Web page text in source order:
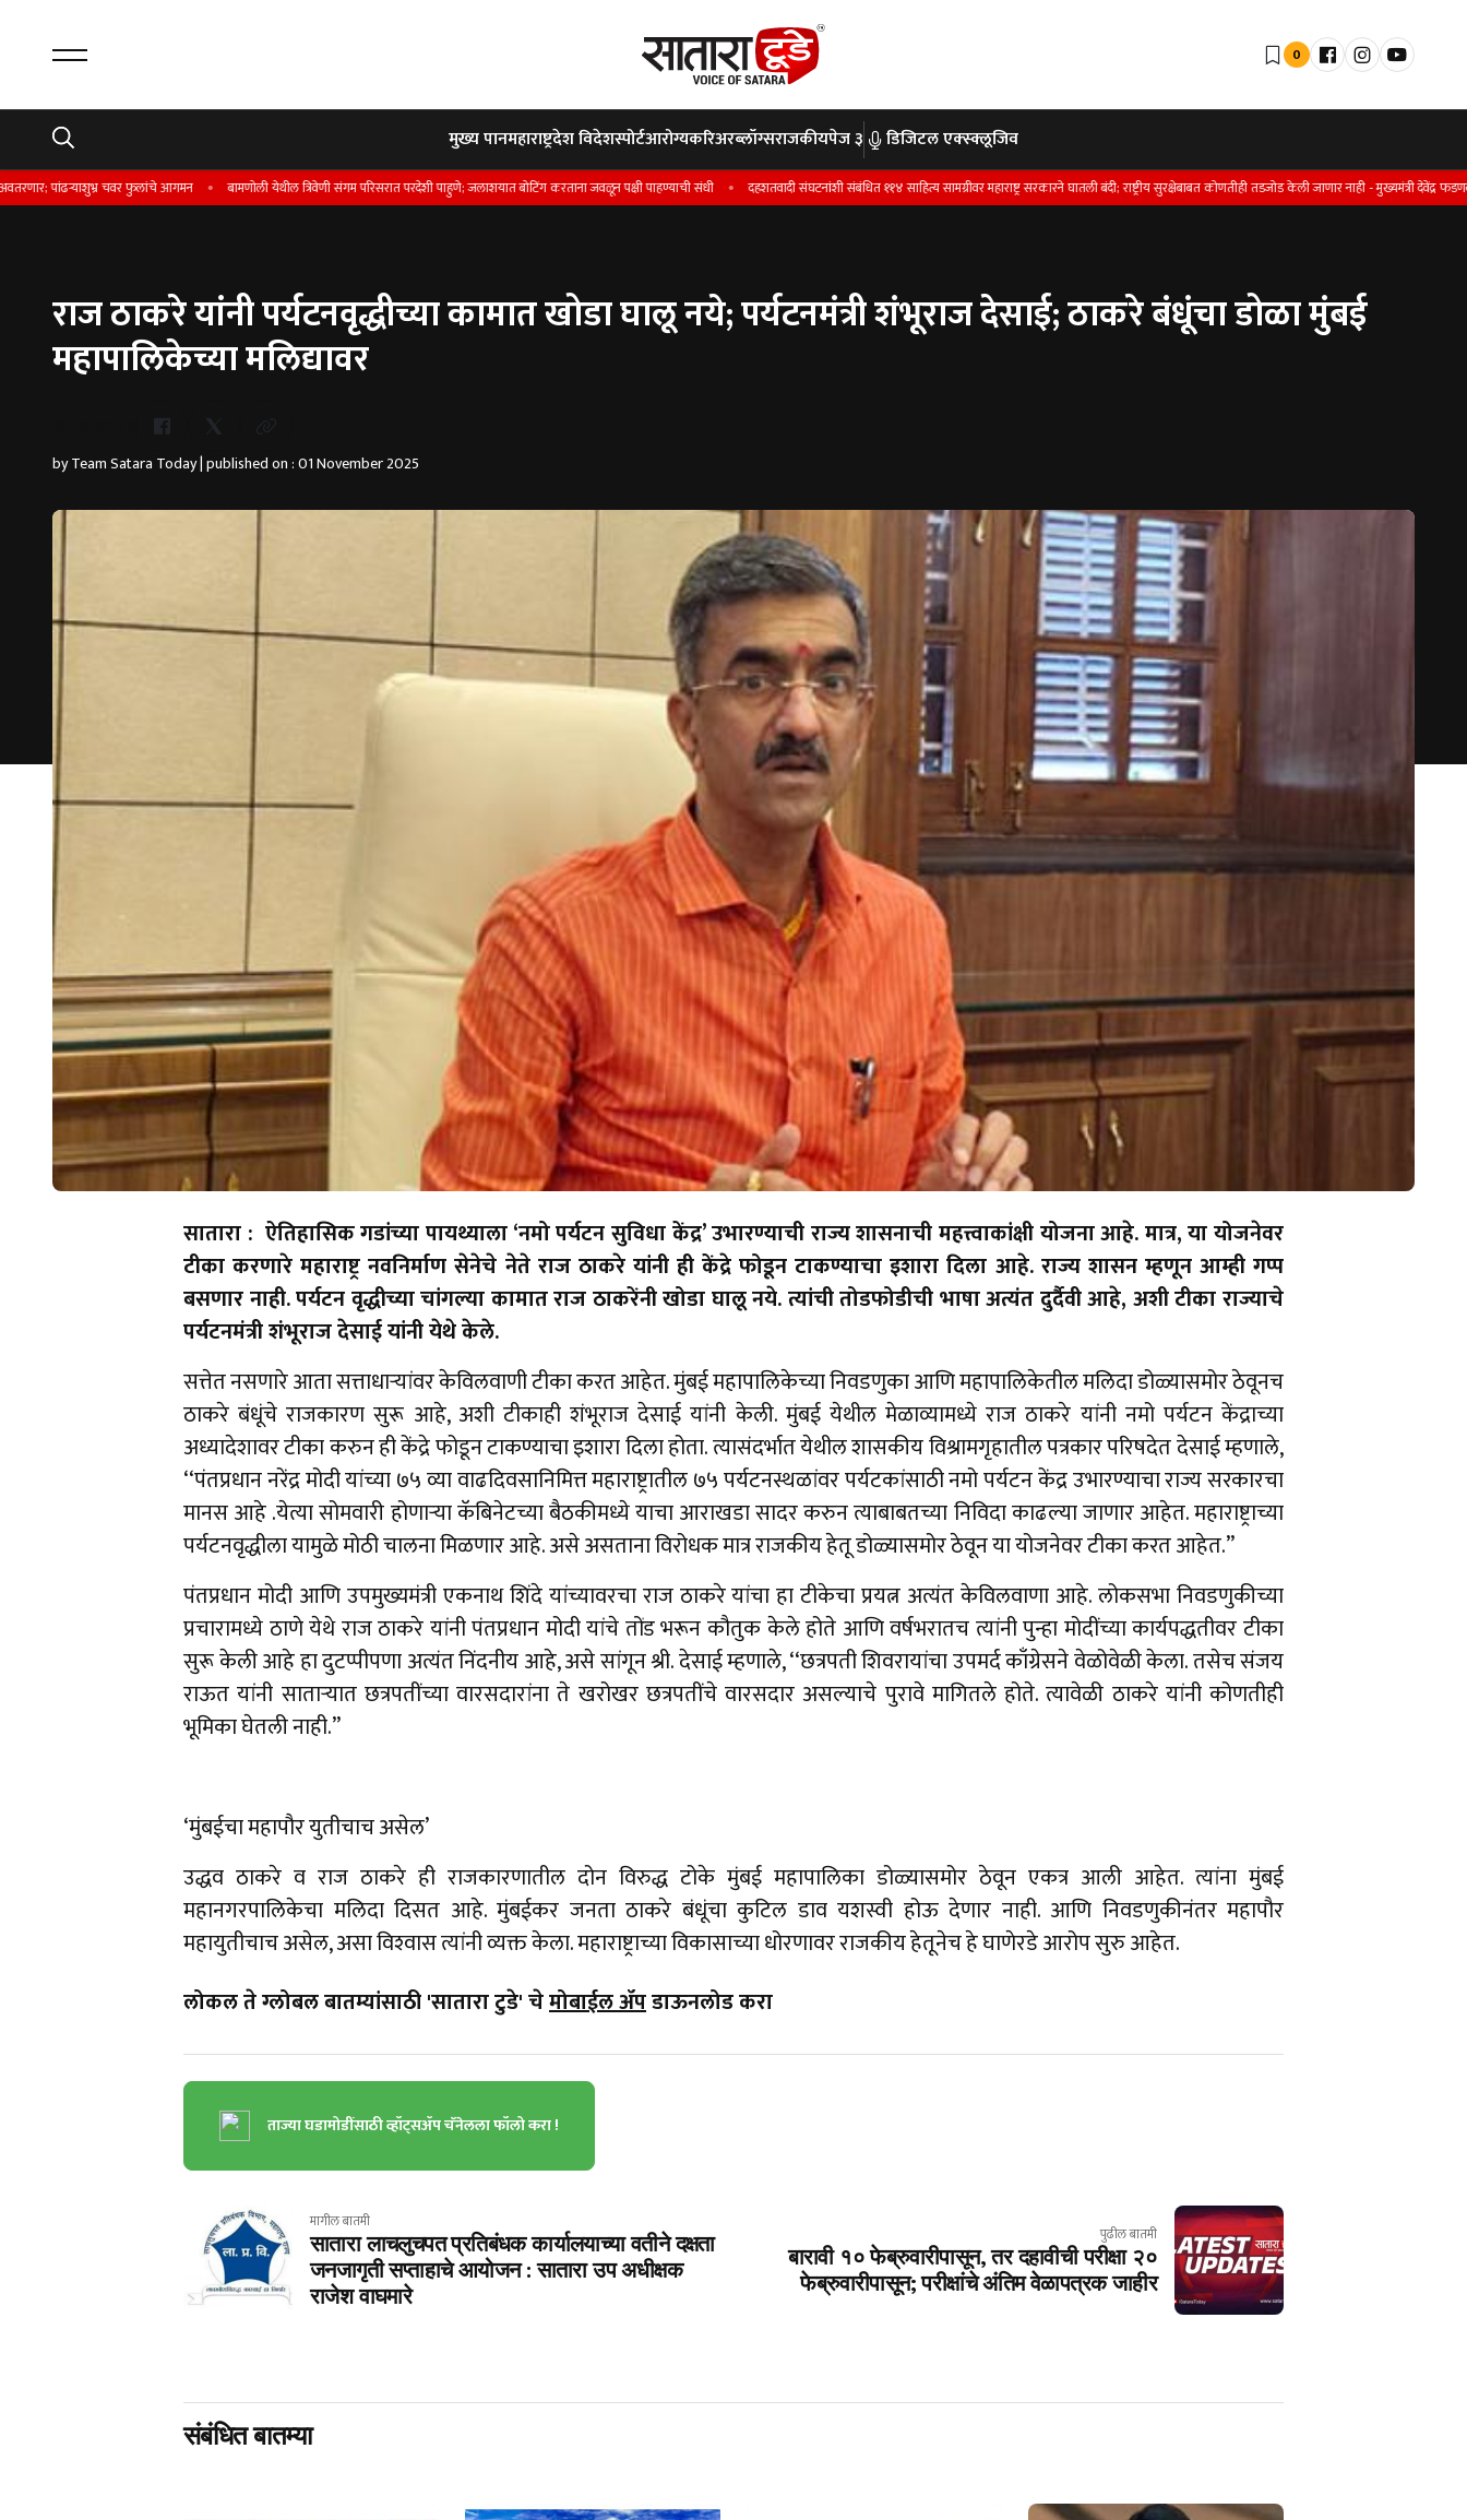
0
मुख्य पानमहाराष्ट्रदेश विदेशस्पोर्टआरोग्यकरिअरब्लॉग्सराजकीयपेज ३ डिजिटल एक्स्क्लूजिव
चवर फुलांचे आगमन बामणोली येथील त्रिवेणी संगम परिसरात परदेशी पाहुणे; जलाशयात बोटिंग करताना जवळून पक्षी पाहण्याची संधी दहशतवादी संघटनांशी संबंधित ११४ साहित्य सामग्रीवर महाराष्ट्र सरकारने घातली बंदी; राष्ट्रीय सुरक्षेबाबत कोणतीही तडजोड केली जाणार नाही - मुख्यमंत्री देवेंद्र फडणवीस
राज ठाकरे यांनी पर्यटनवृद्धीच्या कामात खोडा घालू नये; पर्यटनमंत्री शंभूराज देसाई; ठाकरे बंधूंचा डोळा मुंबई
महापालिकेच्या मलिद्यावर
by Team Satara Today | published on : 01 November 2025
सातारा : ऐतिहासिक गडांच्या पायथ्याला ‘नमो पर्यटन सुविधा केंद्र’ उभारण्याची राज्य शासनाची महत्त्वाकांक्षी योजना आहे. मात्र, या योजनेवर
टीका करणारे महाराष्ट्र नवनिर्माण सेनेचे नेते राज ठाकरे यांनी ही केंद्रे फोडून टाकण्याचा इशारा दिला आहे. राज्य शासन म्हणून आम्ही गप्प
बसणार नाही. पर्यटन वृद्धीच्या चांगल्या कामात राज ठाकरेंनी खोडा घालू नये. त्यांची तोडफोडीची भाषा अत्यंत दुर्दैवी आहे, अशी टीका राज्याचे
पर्यटनमंत्री शंभूराज देसाई यांनी येथे केले.
सत्तेत नसणारे आता सत्ताधाऱ्यांवर केविलवाणी टीका करत आहेत. मुंबई महापालिकेच्या निवडणुका आणि महापालिकेतील मलिदा डोळ्यासमोर ठेवूनच
ठाकरे बंधूंचे राजकारण सुरू आहे, अशी टीकाही शंभूराज देसाई यांनी केली. मुंबई येथील मेळाव्यामध्ये राज ठाकरे यांनी नमो पर्यटन केंद्राच्या
अध्यादेशावर टीका करुन ही केंद्रे फोडून टाकण्याचा इशारा दिला होता. त्यासंदर्भात येथील शासकीय विश्रामगृहातील पत्रकार परिषदेत देसाई म्हणाले,
‘‘पंतप्रधान नरेंद्र मोदी यांच्या ७५ व्या वाढदिवसानिमित्त महाराष्ट्रातील ७५ पर्यटनस्थळांवर पर्यटकांसाठी नमो पर्यटन केंद्र उभारण्याचा राज्य सरकारचा
मानस आहे .येत्या सोमवारी होणाऱ्या कॅबिनेटच्या बैठकीमध्ये याचा आराखडा सादर करुन त्याबाबतच्या निविदा काढल्या जाणार आहेत. महाराष्ट्राच्या
पर्यटनवृद्धीला यामुळे मोठी चालना मिळणार आहे. असे असताना विरोधक मात्र राजकीय हेतू डोळ्यासमोर ठेवून या योजनेवर टीका करत आहेत.’’
पंतप्रधान मोदी आणि उपमुख्यमंत्री एकनाथ शिंदे यांच्यावरचा राज ठाकरे यांचा हा टीकेचा प्रयत्न अत्यंत केविलवाणा आहे. लोकसभा निवडणुकीच्या
प्रचारामध्ये ठाणे येथे राज ठाकरे यांनी पंतप्रधान मोदी यांचे तोंड भरून कौतुक केले होते आणि वर्षभरातच त्यांनी पुन्हा मोदींच्या कार्यपद्धतीवर टीका
सुरू केली आहे हा दुटप्पीपणा अत्यंत निंदनीय आहे, असे सांगून श्री. देसाई म्हणाले, ‘‘छत्रपती शिवरायांचा उपमर्द काँग्रेसने वेळोवेळी केला. तसेच संजय
राऊत यांनी साताऱ्यात छत्रपतींच्या वारसदारांना ते खरोखर छत्रपतींचे वारसदार असल्याचे पुरावे मागितले होते. त्यावेळी ठाकरे यांनी कोणतीही
भूमिका घेतली नाही.’’
‘मुंबईचा महापौर युतीचाच असेल’
उद्धव ठाकरे व राज ठाकरे ही राजकारणातील दोन विरुद्ध टोके मुंबई महापालिका डोळ्यासमोर ठेवून एकत्र आली आहेत. त्यांना मुंबई
महानगरपालिकेचा मलिदा दिसत आहे. मुंबईकर जनता ठाकरे बंधूंचा कुटिल डाव यशस्वी होऊ देणार नाही. आणि निवडणुकीनंतर महापौर
महायुतीचाच असेल, असा विश्‍वास त्यांनी व्यक्त केला. महाराष्ट्राच्या विकासाच्या धोरणावर राजकीय हेतूनेच हे घाणेरडे आरोप सुरु आहेत.
लोकल ते ग्लोबल बातम्यांसाठी 'सातारा टुडे' चेमोबाईल ॲपडाऊनलोड करा
ताज्या घडामोडींसाठी व्हॉट्सॲप चॅनेलला फॉलो करा !
मागील बातमी
सातारा लाचलुचपत प्रतिबंधक कार्यालयाच्या वतीने दक्षता
जनजागृती सप्ताहाचे आयोजन : सातारा उप अधीक्षक
राजेश वाघमारे
पुढील बातमी
बारावी १० फेब्रुवारीपासून, तर दहावीची परीक्षा २०
फेब्रुवारीपासून; परीक्षांचे अंतिम वेळापत्रक जाहीर
संबंधित बातम्या